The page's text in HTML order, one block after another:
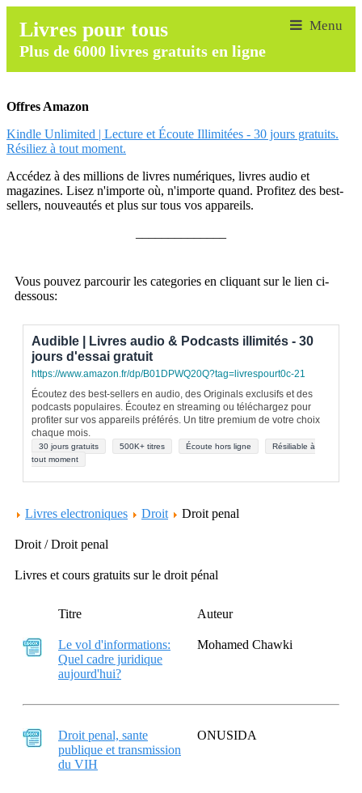
Livres pour tous
Plus de 6000 livres gratuits en ligne
Offres Amazon
Kindle Unlimited | Lecture et Écoute Illimitées - 30 jours gratuits.
Résiliez à tout moment.
Accédez à des millions de livres numériques, livres audio et
magazines. Lisez n'importe où, n'importe quand. Profitez des best-
sellers, nouveautés et plus sur tous vos appareils.
Vous pouvez parcourir les categories en cliquant sur le lien ci-
dessous:
Audible | Livres audio & Podcasts illimités - 30
jours d'essai gratuit
https://www.amazon.fr/dp/B01DPWQ20Q?tag=livrespourt0c-21
Écoutez des best-sellers en audio, des Originals exclusifs et des
podcasts populaires. Écoutez en streaming ou téléchargez pour
profiter sur vos appareils préférés. Un titre premium de votre choix
chaque mois.
30 jours gratuits 500K+ titres Écoute hors ligne
Résiliable à
tout moment
Livres electroniques Droit Droit penal
Droit / Droit penal
Livres et cours gratuits sur le droit pénal
Titre Auteur
Le vol d'informations:
Quel cadre juridique
aujourd'hui?
Mohamed Chawki
Droit penal, sante
publique et transmission
du VIH
ONUSIDA